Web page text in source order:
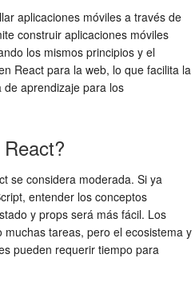
aplicaciones móviles a través de
construir aplicaciones móviles
los mismos principios y el
React para la web, lo que facilita la
de aprendizaje para los
se considera moderada. Si ya
entender los conceptos
y props será más fácil. Los
tareas, pero el ecosistema y
pueden requerir tiempo para